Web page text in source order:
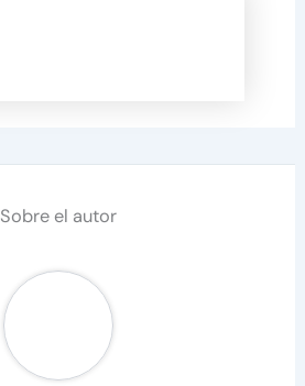
Sobre el autor